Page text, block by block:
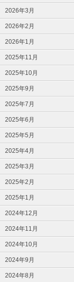
2026年3月
2026年2月
2026年1月
2025年11月
2025年10月
2025年9月
2025年7月
2025年6月
2025年5月
2025年4月
2025年3月
2025年2月
2025年1月
2024年12月
2024年11月
2024年10月
2024年9月
2024年8月